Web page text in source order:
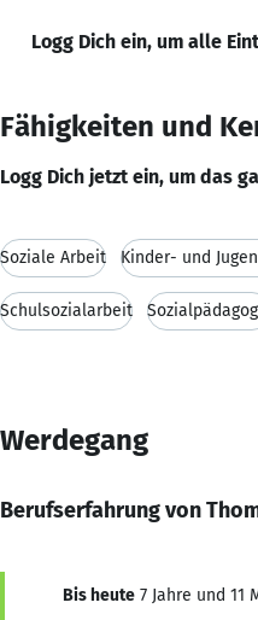
Logg Dich ein, um alle
Fähigkeiten und
Logg Dich jetzt ein, um das
Soziale Arbeit Kinder- und
Schulsozialarbeit
Werdegang
Berufserfahrung von
Bis heute 7 Jahre und 11